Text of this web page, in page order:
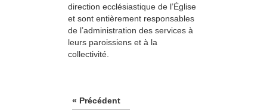
direction ecclésiastique de l’Église
et sont entièrement responsables
de l’administration des services à
leurs paroissiens et à la
collectivité.
« Précédent